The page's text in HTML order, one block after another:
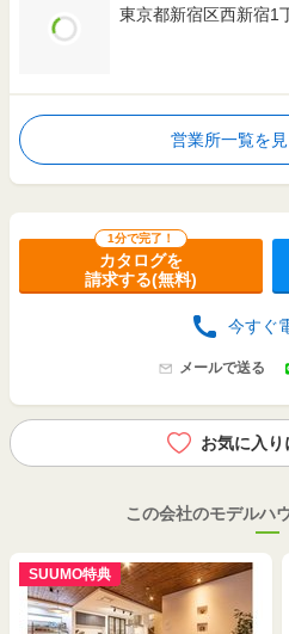
東京都新宿区西新宿1
営業所一覧を見
1分で完了！
カタログを
請求する(無料)
今すぐ
メールで送る
お気に入り
この会社のモデルハ
SUUMO特典